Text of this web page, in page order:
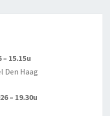
15.15u
Den Haag
– 19.30u